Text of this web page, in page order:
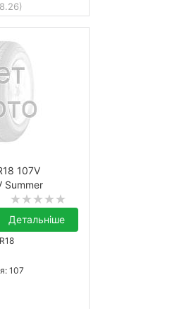
107V
Summer
Детальніше
107